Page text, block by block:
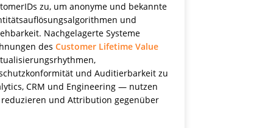
zu, um anonyme und bekannte
und
Nachgelagerte Systeme
des Customer Lifetime Value
und Auditierbarkeit zu
CRM und Engineering — nutzen
und Attribution gegenüber